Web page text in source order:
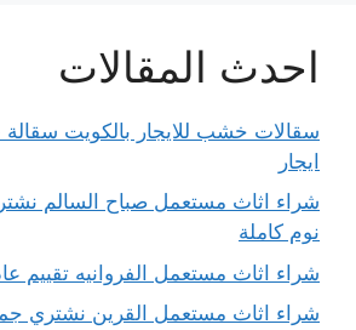
احدث المقالات
سقالات خشب للايجار بالكويت
ايجار
شراء اثاث مستعمل صباح السالم
نوم كاملة
شراء اثاث مستعمل الفروانيه تقييم
شراء اثاث مستعمل القرين نشتري